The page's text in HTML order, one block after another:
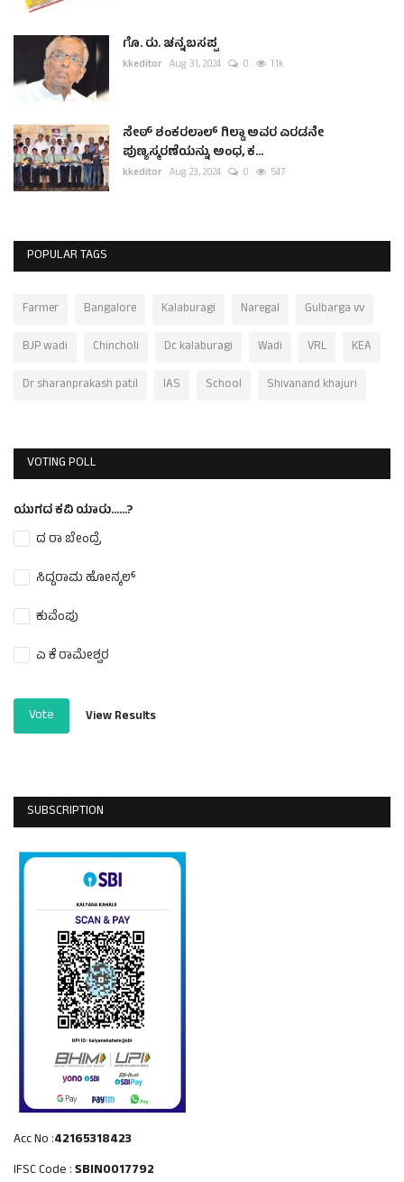
ಗೊ. ರು. ಚನ್ನಬಸಪ್ಪ
kkeditor Aug 31, 2024 0 1.1k
ಸೇಠ್ ಶಂಕರಲಾಲ್ ಗಿಲ್ಡಾ ಅವರ ಎರಡನೇ
ಪುಣ್ಯಸ್ಮರಣೆಯನ್ನು ಅಂಧ, ಕ...
kkeditor Aug 23, 2024 0 547
POPULAR TAGS
Farmer Bangalore Kalaburagi Naregal
Gulbarga vv
BJP wadi
Chincholi Dc kalaburagi Wadi VRL
KEA
Dr sharanprakash patil
IAS School Shivanand khajuri
VOTING POLL
ಯುಗದ ಕವಿ ಯಾರು......?
ದ ರಾ ಬೇಂದ್ರೆ
ಸಿದ್ದರಾಮ ಹೋನ್ಕಲ್
ಕುವೆಂಪು
ಎ ಕೆ ರಾಮೇಶ್ವರ
Vote View Results
SUBSCRIPTION
Acc No :42165318423
IFSC Code :SBIN0017792